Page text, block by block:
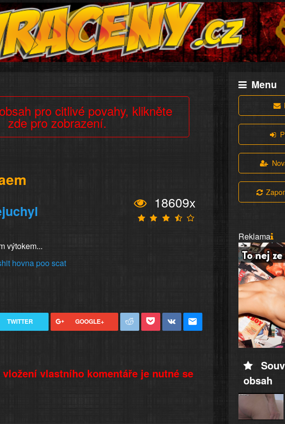
pro citlivé povahy, klikněte
zde pro zobrazení.
18609x
výtokem...
hovnapoo scat
TWITTER GOOGLE+
vlastního komentáře je nutné se
Menu
Reklama
obsah